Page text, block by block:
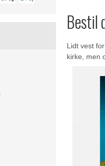
Bestil
Lidt vest
kirke, men